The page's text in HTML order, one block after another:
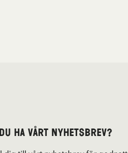
ha vårt nyhetsbrev?